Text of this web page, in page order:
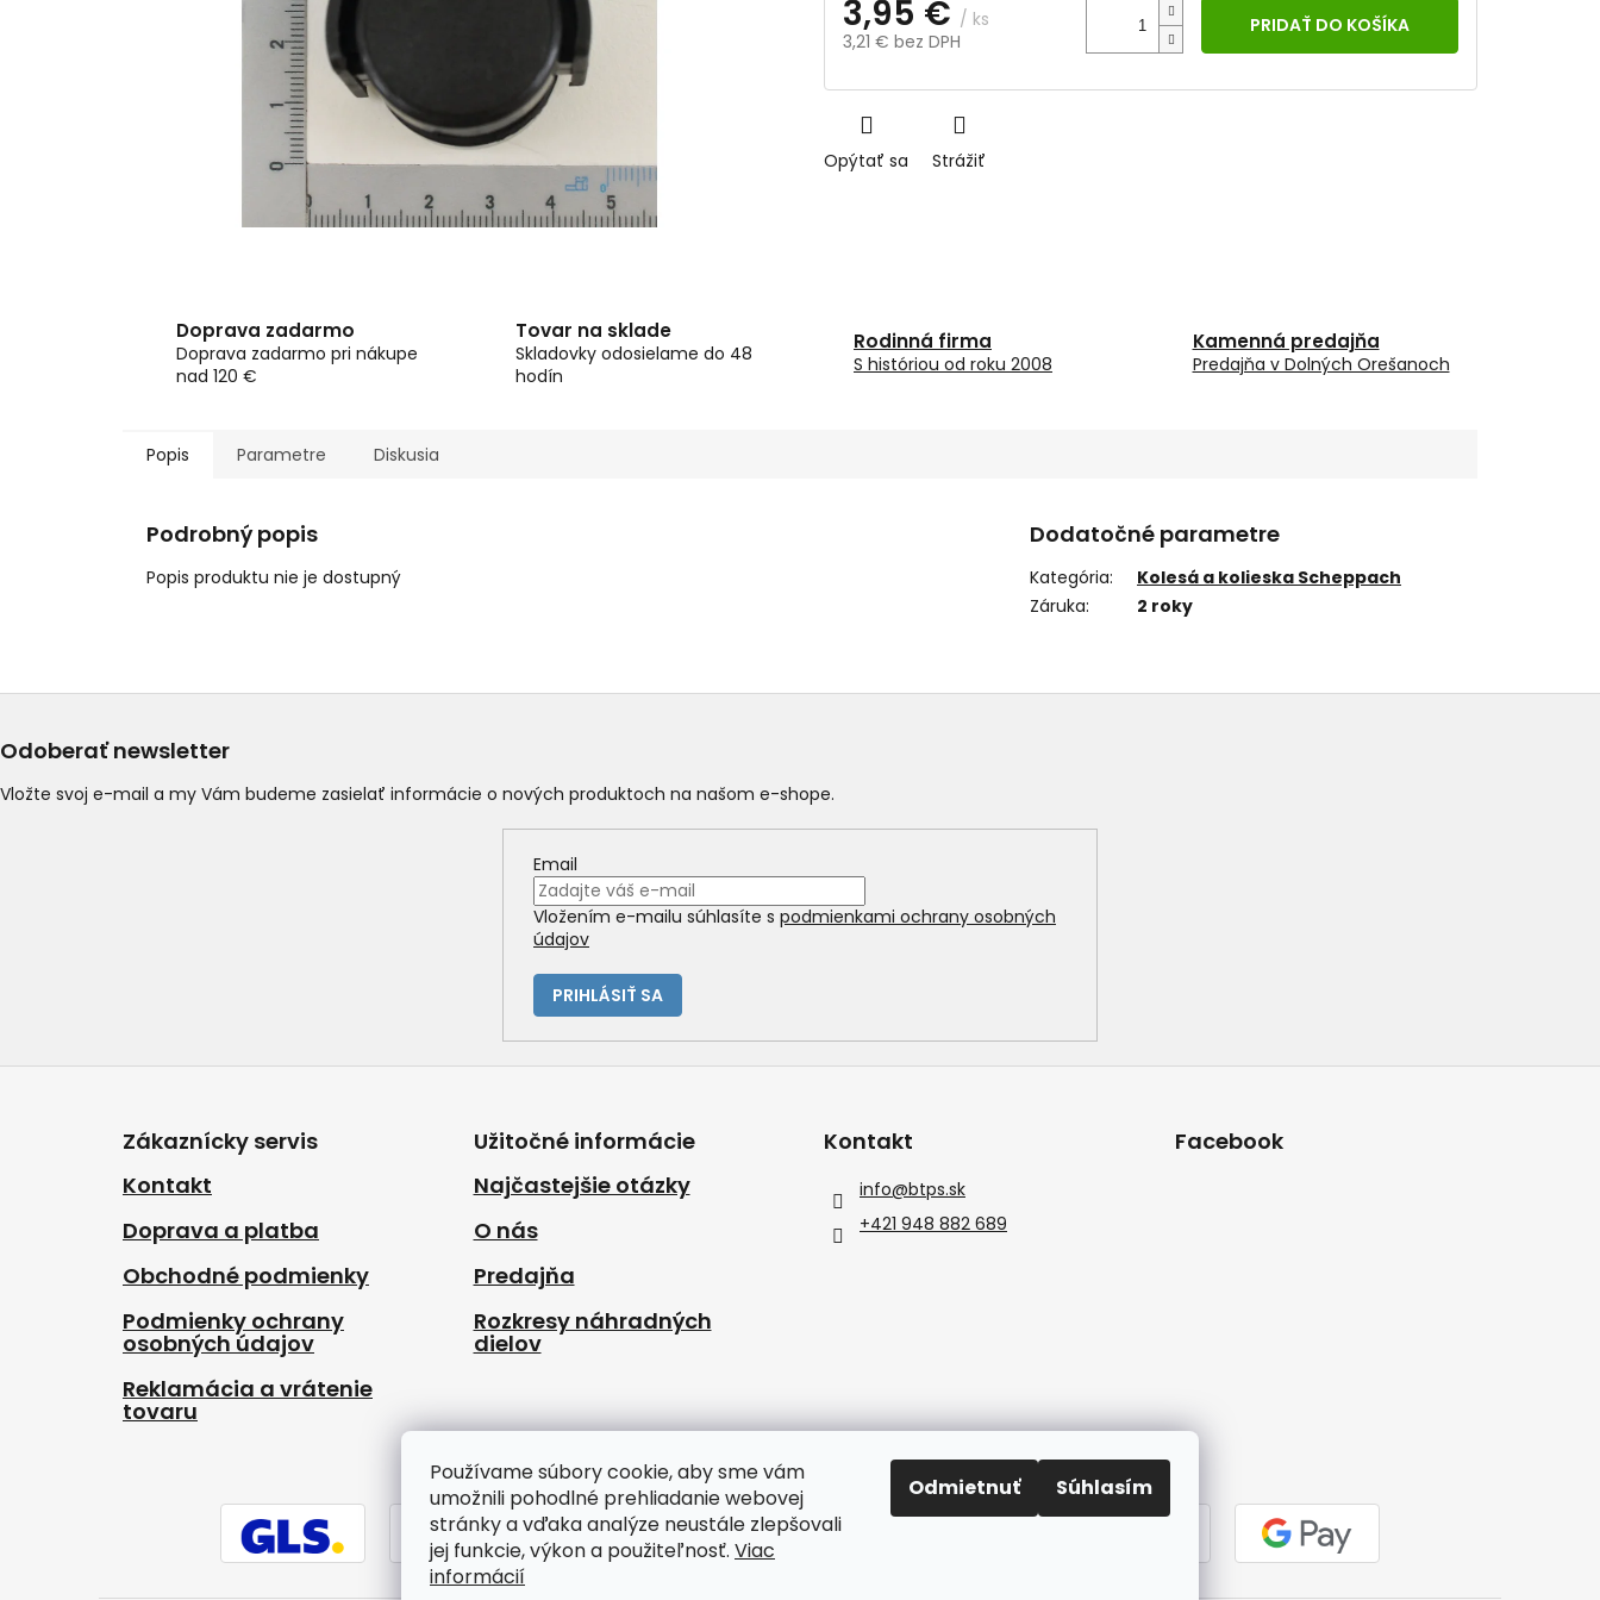
Používame súbory cookie, aby sme vám
umožnili pohodlné prehliadanie webovej
stránky a vďaka analýze neustále zlepšovali
jej funkcie, výkon a použiteľnosť. Viac
informácií
Odmietnuť Súhlasím
3,95 € / ks
3,21 € bez DPH
cena:
PRIDAŤ DO KOŠÍKA
Opýtať sa Strážiť
Doprava zadarmo
Doprava zadarmo pri nákupe
nad 120 €
Tovar na sklade
Skladovky odosielame do 48
hodín
Rodinná firma
S históriou od roku 2008
Kamenná predajňa
Predajňa v Dolných Orešanoch
Popis Parametre Diskusia
Podrobný popis
Popis produktu nie je dostupný
Dodatočné parametre
Kategória:
Kolesá a kolieska Scheppach
Záruka: 2 roky
Odoberať newsletter
Vložte svoj e-mail a my Vám budeme zasielať informácie o nových produktoch na našom e-shope.
Email
Vložením e-mailu súhlasíte s podmienkami ochrany osobných
údajov
PRIHLÁSIŤ SA
Z
Zákaznícky servis
Kontakt
Doprava a platba
Obchodné podmienky
Podmienky ochrany
osobných údajov
Reklamácia a vrátenie
tovaru
Užitočné informácie
Najčastejšie otázky
O nás
Predajňa
Rozkresy náhradných
dielov
Kontakt
info@btps.sk
+421 948 882 689
Facebook